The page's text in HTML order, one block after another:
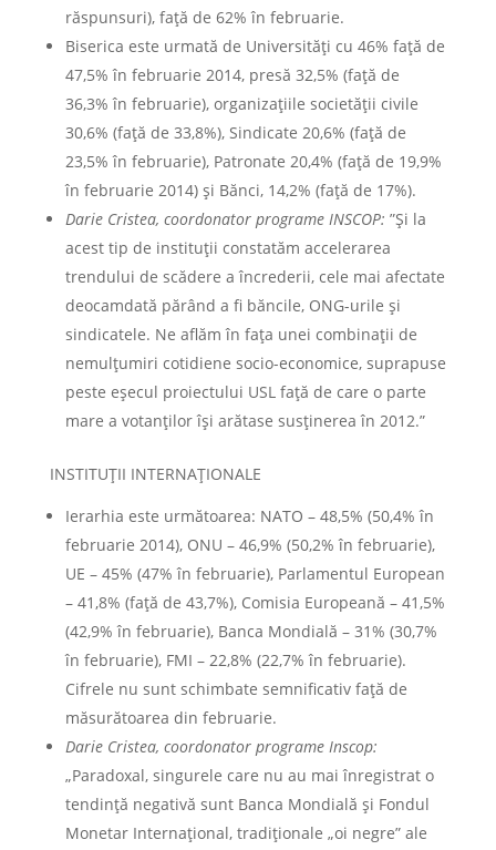
răspunsuri), faţă de 62% în februarie.
Biserica este urmată de Universităţi cu 46% faţă de
47,5% în februarie 2014, presă 32,5% (faţă de
36,3% în februarie), organizaţiile societăţii civile
30,6% (faţă de 33,8%), Sindicate 20,6% (faţă de
23,5% în februarie), Patronate 20,4% (faţă de 19,9%
în februarie 2014) şi Bănci, 14,2% (faţă de 17%).
Darie Cristea, coordonator programe INSCOP: ”Și la
acest tip de instituții constatăm accelerarea
trendului de scădere a încrederii, cele mai afectate
deocamdată părând a fi băncile, ONG-urile și
sindicatele. Ne aflăm în fața unei combinații de
nemulțumiri cotidiene socio-economice, suprapuse
peste eșecul proiectului USL față de care o parte
mare a votanților își arătase susținerea în 2012.”
INSTITUŢII INTERNAŢIONALE
Ierarhia este următoarea: NATO – 48,5% (50,4% în
februarie 2014), ONU – 46,9% (50,2% în februarie),
UE – 45% (47% în februarie), Parlamentul European
– 41,8% (faţă de 43,7%), Comisia Europeană – 41,5%
(42,9% în februarie), Banca Mondială – 31% (30,7%
în februarie), FMI – 22,8% (22,7% în februarie).
Cifrele nu sunt schimbate semnificativ faţă de
măsurătoarea din februarie.
Darie Cristea, coordonator programe Inscop:
„Paradoxal, singurele care nu au mai înregistrat o
tendință negativă sunt Banca Mondială și Fondul
Monetar Internațional, tradiționale „oi negre” ale